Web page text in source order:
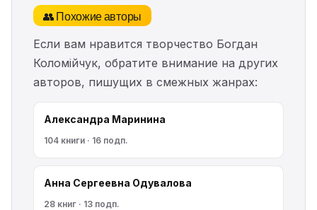
👥 Похожие авторы
Если вам нравится творчество Богдан
Коломійчук, обратите внимание на других
авторов, пишущих в смежных жанрах:
Александра Маринина
104 книги · 16 подп.
Анна Сергеевна Одувалова
28 книг · 13 подп.